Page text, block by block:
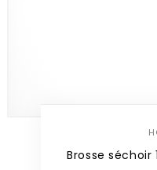
Brosse séchoir